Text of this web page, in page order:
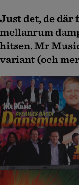
Just det, de där
mellanrum
hitsen. Mr
variant (och